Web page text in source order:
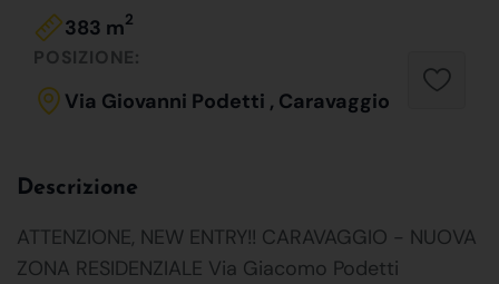
383 m2
POSIZIONE:
Via Giovanni Podetti , Caravaggio
Descrizione
ATTENZIONE, NEW ENTRY!! CARAVAGGIO - NUOVA
ZONA RESIDENZIALE Via Giacomo Podetti